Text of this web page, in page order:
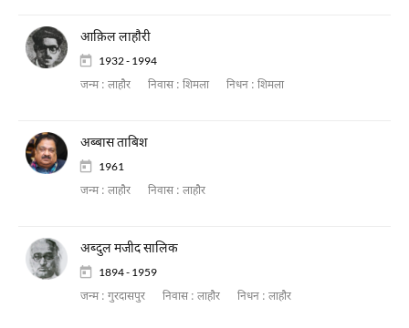
आक़िल लाहाैरी
1932 - 1994
जन्म : लाहौर निवास : शिमला निधन : शिमला
अब्बास ताबिश
1961
जन्म : लाहौर निवास : लाहौर
अब्दुल मजीद सालिक
1894 - 1959
जन्म : गुरदासपुर निवास : लाहौर निधन : लाहौर